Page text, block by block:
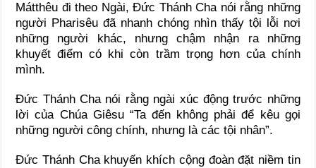
Mátthêu đi theo Ngài, Đức Thánh Cha nói rằng những
người Pharisêu đã nhanh chóng nhìn thấy tội lỗi nơi
những người khác, nhưng chậm nhận ra những
khuyết điểm có khi còn trầm trọng hơn của chính
mình.
Đức Thánh Cha nói rằng ngài xúc động trước những
lời của Chúa Giêsu “Ta đến không phải để kêu gọi
những người công chính, nhưng là các tội nhân”.
Đức Thánh Cha khuyến khích cộng đoàn đặt niềm tin